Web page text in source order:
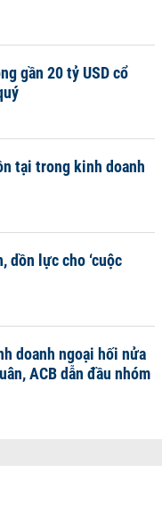
gần 20 tỷ USD cổ
tại trong kinh doanh
dồn lực cho ‘cuộc
doanh ngoại hối nửa
ACB dẫn đầu nhóm